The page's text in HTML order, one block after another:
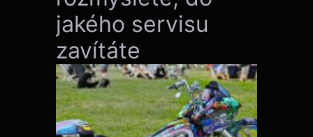
jakého servisu
zavítáte